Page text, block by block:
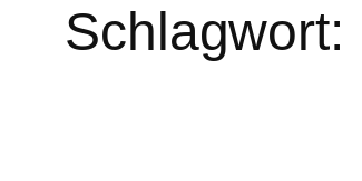
Schlagwort: